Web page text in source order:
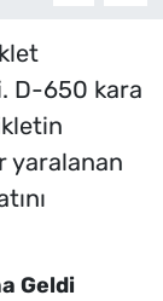
D-650 kara
yaralanan
Geldi